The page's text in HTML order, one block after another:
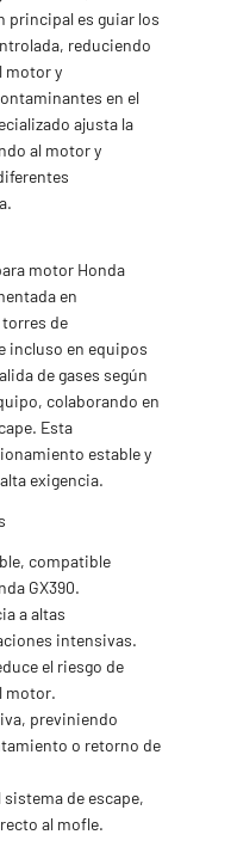
principal es guiar los
reduciendo
motor y
en el
ajusta la
al motor y
motor Honda
en
de
incluso en equipos
de gases según
colaborando en
Esta
estable y
exigencia.
compatible
GX390.
a altas
intensivas.
el riesgo de
motor.
previniendo
o retorno de
de escape,
al mofle.